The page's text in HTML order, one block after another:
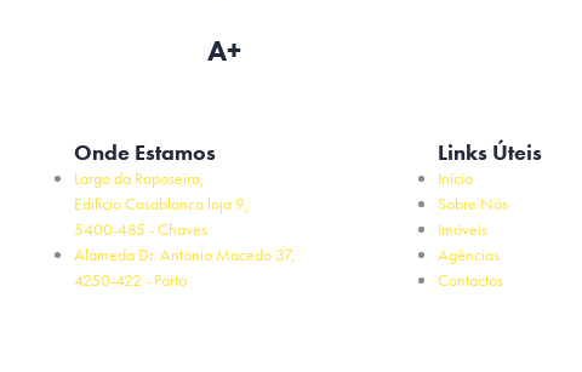
A+
Onde Estamos
Largo da Raposeira,
Edifício Casablanca loja 9,
5400-485 - Chaves
Alameda Dr. António Macedo 37,
4250-422 - Porto
Links Úteis
Início
Sobre Nós
Imóveis
Agências
Contactos